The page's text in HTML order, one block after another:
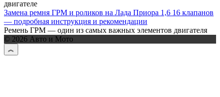
двигателе
Замена ремня ГРМ и роликов на Лада Приора 1,6 16 клапанов
— подробная инструкция и рекомендации
Ремень ГРМ — один из самых важных элементов двигателя
© 2026 Авто и Мото